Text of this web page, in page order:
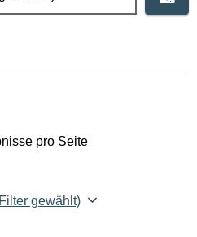
pro Seite
gewählt)